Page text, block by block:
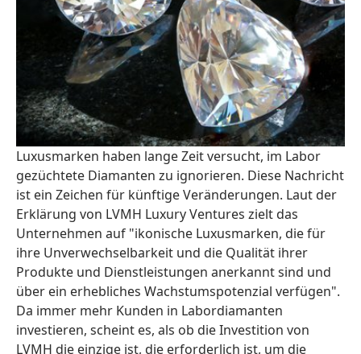
Luxusmarken haben lange Zeit versucht, im Labor
gezüchtete Diamanten zu ignorieren. Diese Nachricht
ist ein Zeichen für künftige Veränderungen. Laut der
Erklärung von LVMH Luxury Ventures zielt das
Unternehmen auf "ikonische Luxusmarken, die für
ihre Unverwechselbarkeit und die Qualität ihrer
Produkte und Dienstleistungen anerkannt sind und
über ein erhebliches Wachstumspotenzial verfügen".
Da immer mehr Kunden in Labordiamanten
investieren, scheint es, als ob die Investition von
LVMH die einzige ist, die erforderlich ist, um die